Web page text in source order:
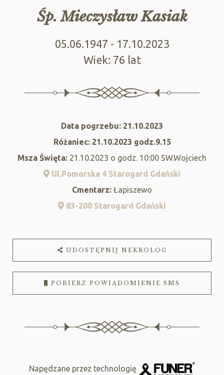
Śp. Mieczysław Kasiak
05.06.1947 - 17.10.2023
Wiek: 76 lat
Data pogrzebu: 21.10.2023
Różaniec: 21.10.2023 godz.9.15
Msza Święta: 21.10.2023 o godz. 10:00 SW.Wojciech
Ul.Pomorska 4 Starogard Gdański
Cmentarz: Łapiszewo
83-200 Starogard Gdański
UDOSTĘPNIJ NEKROLOG
POBIERZ POWIADOMIENIE SMS
Napędzane przez technologię